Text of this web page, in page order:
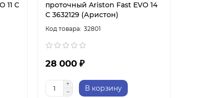
11 C
проточный Ariston Fast EVO 14
C 3632129 (Аристон)
32801
28 000 ₽
В корзину